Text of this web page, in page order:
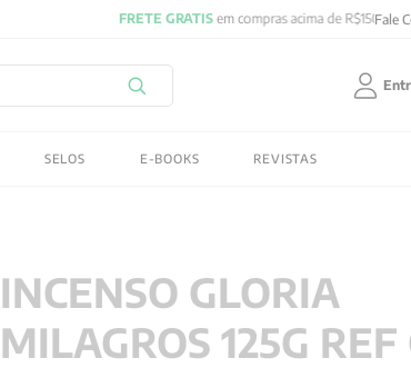
Fale
SELOS E-BOOKS REVISTAS
INCENSO GLORIA
MILAGROS 125G REF